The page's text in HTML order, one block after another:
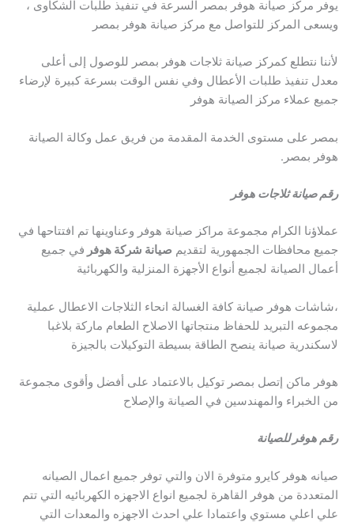
يوفر مركز صيانة هوفر بمصر السرعة في تنفيذ طلبات الشكاوى ،
ويسعى المركز للتواصل مع مركز صيانة هوفر بمصر
لأننا نتطلع كمركز صيانة ثلاجات هوفر بمصر للوصول إلى أعلى
معدل تنفيذ طلبات الأعطال وفي نفس الوقت بسرعة كبيرة لإرضاء
جميع عملاء مركز الصيانة هوفر
بمصر على مستوى الخدمة المقدمة من فريق عمل وكالة الصيانة
هوفر بمصر.
رقم صيانة ثلاجات هوفر
عملاؤنا الكرام مجموعة مراكز صيانة هوفر وعناوينها تم افتتاحها في
جميع محافظات الجمهورية لتقديم صيانة شركة هوفر في جميع
أعمال الصيانة لجميع أنواع الأجهزة المنزلية والكهربائية
،شاشات هوفر صيانة كافة الغسالة انحاء الثلاجات الاعطال عملية
مجموعه التبريد للحفاظ منتجاتها الاصلاح الطعام ماركة بلاغبا
لاسكندرية صيانة ينصح الطاقة بسيطة التوكيلات بالجيزة
هوفر ماكن إتصل بمصر توكيل بالاعتماد على أفضل وأقوى مجموعة
من الخبراء والمهندسين في الصيانة والإصلاح
رقم هوفر للصيانة
صيانه هوفر كايرو متوفرة الان والتي توفر جميع اعمال الصيانه
المتعددة من هوفر القاهرة لجميع انواع الاجهزه الكهربائيه التي تتم
علي اعلي مستوي واعتمادا علي احدث الاجهزه والمعدات التي